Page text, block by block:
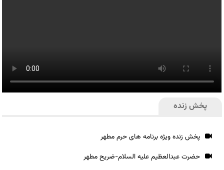
پخش زنده
پخش زنده ویژه برنامه های حرم مطهر
حضرت عبدالعظیم علیه السلام-ضریح مطهر